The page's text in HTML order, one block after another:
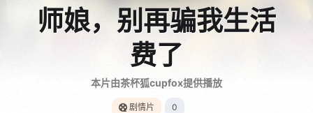
师娘，别再骗我生活
费了
本片由茶杯狐cupfox提供播放
剧情片 0